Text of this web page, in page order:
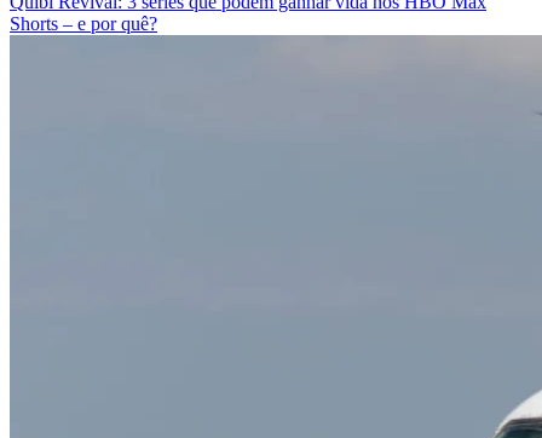
Shorts – e por quê?